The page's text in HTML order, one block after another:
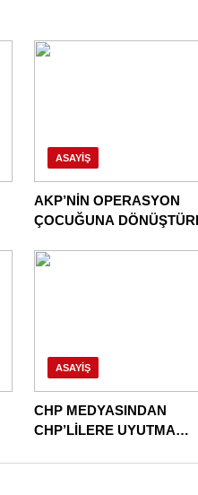
ASAYIŞ
AKP’NİN OPERASYON
ÇOCUĞUNA
DAHA!
ASAYIŞ
CHP MEDYASINDAN
CHP’LİLERE UYUTMA